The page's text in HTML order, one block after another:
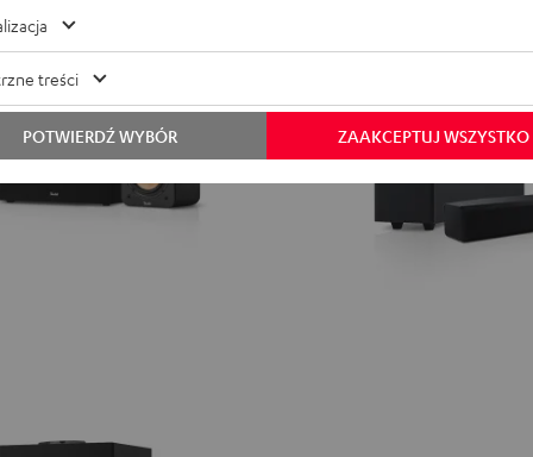
treści
ZAAKCEPTUJ WSZYSTKO
POTWIERDŹ WYBÓR